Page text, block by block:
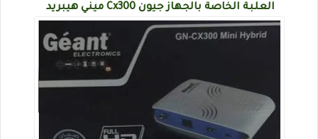
العلبة الخاصة بالجهاز جيون Cx300 ميني هيبريد